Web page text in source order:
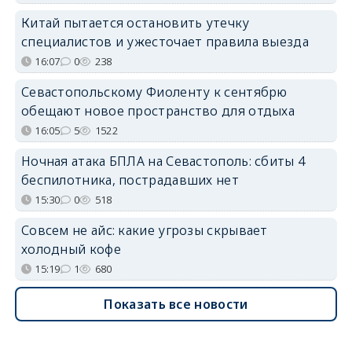
Китай пытается остановить утечку
специалистов и ужесточает правила выезда
16:07 0 238
Севастопольскому Фиоленту к сентябрю
обещают новое пространство для отдыха
16:05 5 1522
Ночная атака БПЛА на Севастополь: сбиты 4
беспилотника, пострадавших нет
15:30 0 518
Совсем не айс: какие угрозы скрывает
холодный кофе
15:19 1 680
Показать все новости